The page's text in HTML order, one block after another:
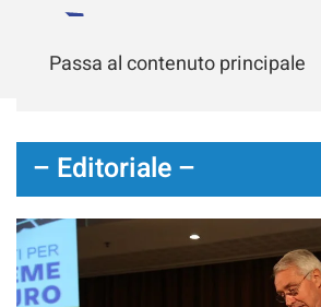
Passa al contenuto principale
– Editoriale –